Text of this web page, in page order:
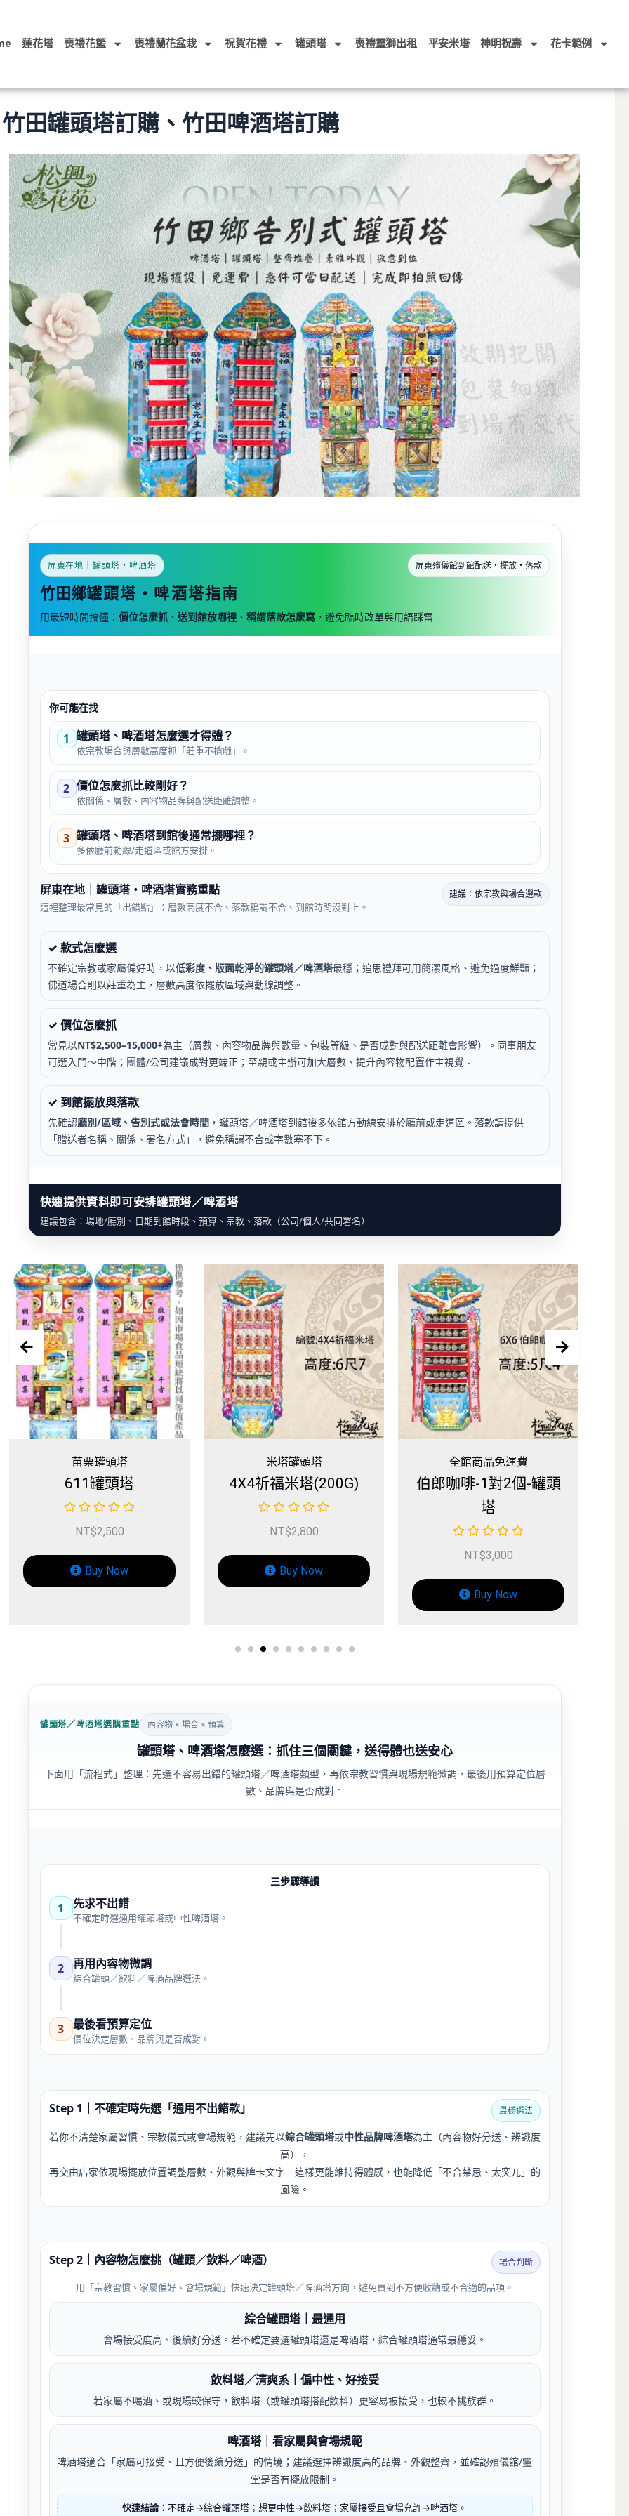
蓮花塔 喪禮花籃 喪禮蘭花盆栽 祝賀花禮 罐頭塔 喪禮靈獅出租 平安米塔 神明祝壽 花卡範例
竹田罐頭塔訂購、竹田啤酒塔訂購
屏東在地｜罐頭塔・啤酒塔 屏東殯儀館到館配送・擺放・落款
竹田鄉罐頭塔・啤酒塔指南
用最短時間搞懂： 價位怎麼抓、 送到館放哪裡、 稱謂落款怎麼寫，避免臨時改單與用語踩雷。
你可能在找
1 罐頭塔、啤酒塔怎麼選才得體？
依宗教場合與層數高度抓「莊重不搶戲」。
2 價位怎麼抓比較剛好？
依關係、層數、內容物品牌與配送距離調整。
3 罐頭塔、啤酒塔到館後通常擺哪裡？
多依廳前動線/走道區或館方安排。
屏東在地｜罐頭塔・啤酒塔實務重點
這裡整理最常見的「出錯點」：層數高度不合、落款稱謂不合、到館時間沒對上。
建議：依宗教與場合選款
✓ 款式怎麼選
不確定宗教或家屬偏好時，以低彩度、版面乾淨的罐頭塔／啤酒塔最穩；追思禮拜可用簡潔風格、避免過度鮮豔；
佛道場合則以莊重為主，層數高度依擺放區域與動線調整。
✓ 價位怎麼抓
常見以NT$2,500–15,000+為主（層數、內容物品牌與數量、包裝等級、是否成對與配送距離會影響）。同事朋友
可選入門～中階；團體/公司建議成對更端正；至親或主辦可加大層數、提升內容物配置作主視覺。
✓ 到館擺放與落款
先確認廳別/區域、告別式或法會時間，罐頭塔／啤酒塔到館後多依館方動線安排於廳前或走道區。落款請提供
「贈送者名稱、關係、署名方式」，避免稱謂不合或字數塞不下。
快速提供資料即可安排罐頭塔／啤酒塔
建議包含：場地/廳別、日期到館時段、預算、宗教、落款（公司/個人/共同署名）
米塔罐頭塔
4X4祈福米塔(200G)
NT$2,800
Buy Now
全館商品免運費
伯郎咖啡-1對2個-罐頭
塔
NT$3,000
全館商品免運費
一般飲料罐頭塔(大)-1
對2個-罐頭塔
NT$3,000
Buy Now
罐頭塔／啤酒塔選購重點 內容物 × 場合 × 預算
罐頭塔、啤酒塔怎麼選：抓住三個關鍵，送得體也送安心
下面用「流程式」整理：先選不容易出錯的罐頭塔／啤酒塔類型，再依宗教習慣與現場規範微調，最後用預算定位層
數、品牌與是否成對。
三步驟導讀
1 先求不出錯
不確定時選通用罐頭塔或中性啤酒塔。
2 再用內容物微調
綜合罐頭／飲料／啤酒品牌選法。
3 最後看預算定位
價位決定層數、品牌與是否成對。
Step 1｜不確定時先選「通用不出錯款」 最穩選法
若你不清楚家屬習慣、宗教儀式或會場規範，建議先以綜合罐頭塔或中性品牌啤酒塔為主（內容物好分送、辨識度
高），
再交由店家依現場擺放位置調整層數、外觀與牌卡文字。這樣更能維持得體感，也能降低「不合禁忌、太突兀」的
風險。
Step 2｜內容物怎麼挑（罐頭／飲料／啤酒） 場合判斷
用「宗教習慣、家屬偏好、會場規範」快速決定罐頭塔／啤酒塔方向，避免買到不方便收納或不合適的品項。
綜合罐頭塔｜最通用
會場接受度高、後續好分送。若不確定要選罐頭塔還是啤酒塔，綜合罐頭塔通常最穩妥。
飲料塔／清爽系｜偏中性、好接受
若家屬不喝酒、或現場較保守，飲料塔（或罐頭塔搭配飲料）更容易被接受，也較不挑族群。
啤酒塔｜看家屬與會場規範
啤酒塔適合「家屬可接受、且方便後續分送」的情境；建議選擇辨識度高的品牌、外觀整齊，並確認殯儀館/靈
堂是否有擺放限制。
快速結論：不確定→綜合罐頭塔；想更中性→飲料塔；家屬接受且會場允許→啤酒塔。